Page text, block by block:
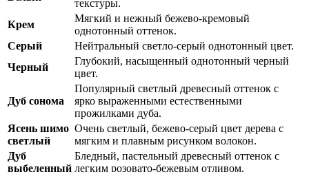
текстуры.
Крем
Мягкий и нежный бежево-кремовый
однотонный оттенок.
Серый
Нейтральный светло-серый однотонный цвет.
Черный
Глубокий, насыщенный однотонный черный
цвет.
Дуб сонома
Популярный светлый древесный оттенок с
ярко выраженными естественными
прожилками дуба.
Ясень шимо
светлый
Очень светлый, бежево-серый цвет дерева с
мягким и плавным рисунком волокон.
Дуб
выбеленный
Бледный, пастельный древесный оттенок с
легким розовато-бежевым отливом.